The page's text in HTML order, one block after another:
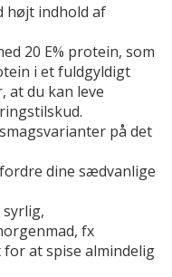
højt indhold af
20 E% protein, som
i et fuldgyldigt
at du kan leve
på det
dine sædvanlige
fx
at spise almindelig